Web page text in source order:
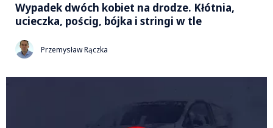
Wypadek dwóch kobiet na drodze. Kłótnia,
ucieczka, pościg, bójka i stringi w tle
Przemysław Rączka